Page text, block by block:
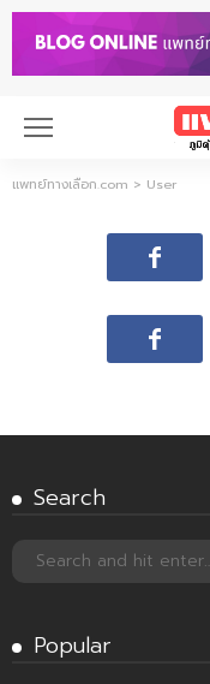
แพทย์ทางเลือก.com > User
Search
Popular